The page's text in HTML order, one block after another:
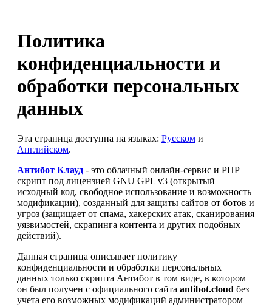
Политика
конфиденциальности и
обработки персональных
данных
Эта страница доступна на языках: Русском и
Английском.
Антибот Клауд - это облачный онлайн-сервис и PHP
скрипт под лицензией GNU GPL v3 (открытый
исходный код, свободное использование и возможность
модификации), созданный для защиты сайтов от ботов и
угроз (защищает от спама, хакерских атак, сканирования
уязвимостей, скрапинга контента и других подобных
действий).
Данная страница описывает политику
конфиденциальности и обработки персональных
данных только скрипта Антибот в том виде, в котором
он был получен с официального сайта antibot.cloud без
учета его возможных модификаций администратором